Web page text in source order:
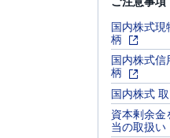
国内株式
柄
国内株式
柄
国内株式
資本剰余
当の取扱い